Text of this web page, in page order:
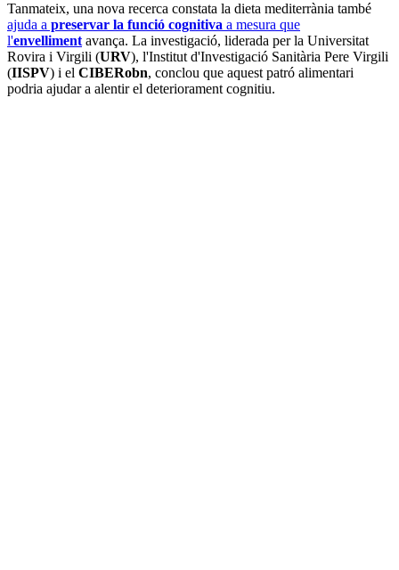
Tanmateix, una nova recerca constata la dieta mediterrània també
ajuda a preservar la funció cognitiva a mesura que
l'envelliment avança. La investigació, liderada per la Universitat
Rovira i Virgili (URV), l'Institut d'Investigació Sanitària Pere Virgili
(IISPV) i el CIBERobn, conclou que aquest patró alimentari
podria ajudar a alentir el deteriorament cognitiu.